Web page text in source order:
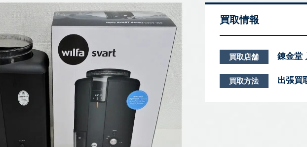
買取情報
買取店舗 錬金堂
買取方法 出張買